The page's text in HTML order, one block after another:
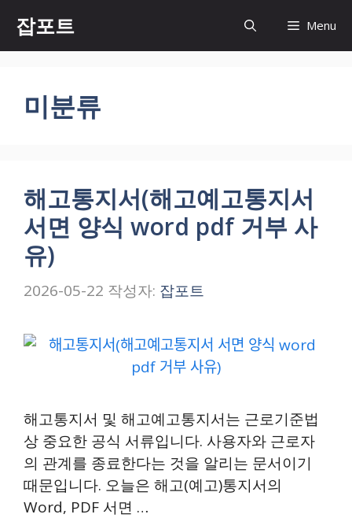
츠
잡포트 Menu
미분류
해고통지서(해고예고통지서
서면 양식 word pdf 거부 사
유)
2026-05-22 작성자: 잡포트
해고통지서 및 해고예고통지서는 근로기준법
상 중요한 공식 서류입니다. 사용자와 근로자
의 관계를 종료한다는 것을 알리는 문서이기
때문입니다. 오늘은 해고(예고)통지서의
Word, PDF 서면 …